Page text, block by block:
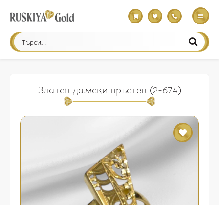
Златен дамски пръстен (2-674)